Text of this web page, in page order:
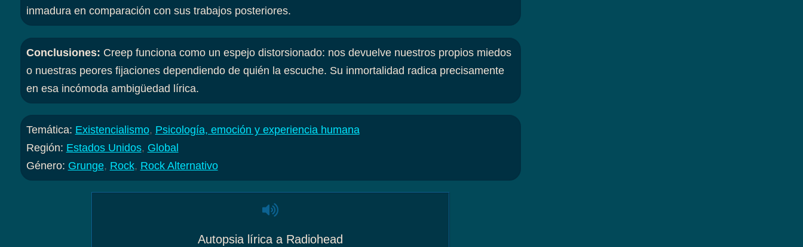
inmadura en comparación con sus trabajos posteriores.
Conclusiones: Creep funciona como un espejo distorsionado: nos devuelve nuestros propios miedos
o nuestras peores fijaciones dependiendo de quién la escuche. Su inmortalidad radica precisamente
en esa incómoda ambigüedad lírica.
Temática: Existencialismo, Psicología, emoción y experiencia humana
Región: Estados Unidos, Global
Género: Grunge, Rock, Rock Alternativo
Autopsia lírica a Radiohead